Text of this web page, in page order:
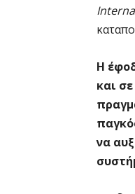
Η
και
να